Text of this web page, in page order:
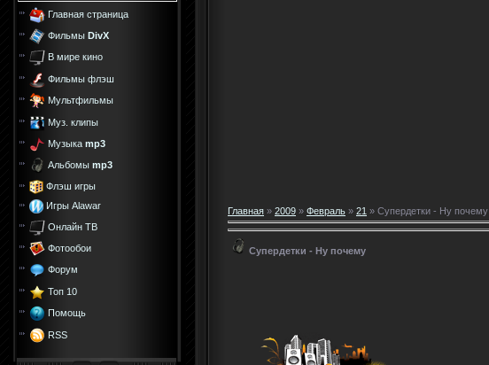
Главная страница
Фильмы DivX
В мире кино
Фильмы флэш
Мультфильмы
Муз. клипы
Музыка mp3
Альбомы mp3
Флэш игры
Игры Alawar
Онлайн ТВ
Фотообои
Форум
Топ 10
Помощь
RSS
Главная » 2009 » Февраль » 21 » Супердетки - Ну почему
Супердетки - Ну почему